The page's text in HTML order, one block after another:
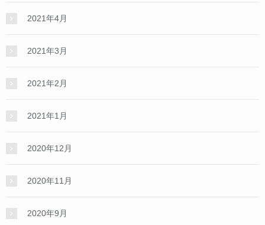
2021年4月
2021年3月
2021年2月
2021年1月
2020年12月
2020年11月
2020年9月